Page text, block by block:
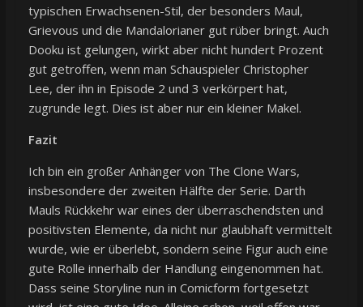
typischen Erwachsenen-Stil, der besonders Maul,
Grievous und die Mandalorianer gut rüber bringt. Auch
Dooku ist gelungen, wirkt aber nicht hundert Prozent
gut getroffen, wenn man Schauspieler Christopher
Lee, der ihn in Episode 2 und 3 verkörpert hat,
zugrunde legt. Dies ist aber nur ein kleiner Makel.
Fazit
Ich bin ein großer Anhänger von The Clone Wars,
insbesondere der zweiten Hälfte der Serie. Darth
Mauls Rückkehr war eines der überraschendsten und
positivsten Elemente, da nicht nur glaubhaft vermittelt
wurde, wie er überlebt, sondern seine Figur auch eine
gute Rolle innerhalb der Handlung eingenommen hat.
Dass seine Storyline nun in Comicform fortgesetzt